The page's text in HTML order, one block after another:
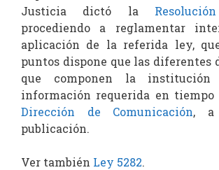
Justicia dictó la
procediendo a reglamentar
aplicación de la referida ley,
puntos dispone que las diferentes
que componen la institución
información requerida en
Dirección de Comunicación, a
publicación.
Ver también Ley 5282.